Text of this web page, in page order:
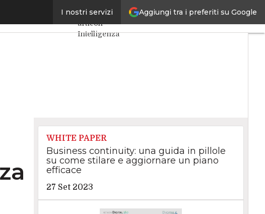
Aggiungi tra i preferiti su Google
I nostri servizi
su stradaUltimi
articoli
Intelligenza
WHITE PAPER
Business continuity: una guida in pillole
su come stilare e aggiornare un piano
efficace
27 Set 2023